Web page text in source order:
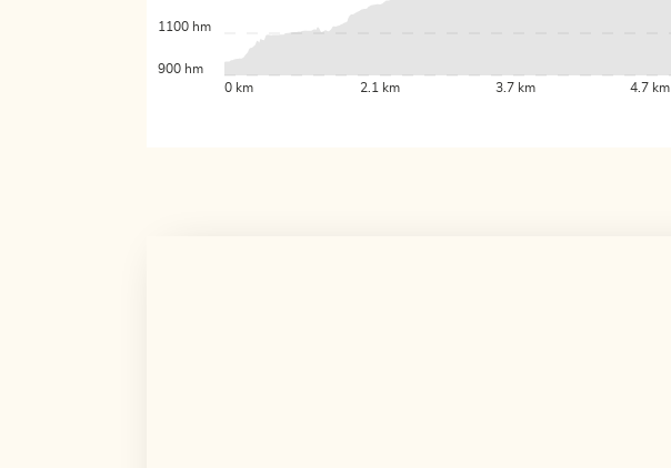
0 km 2.1 km 3.7 km 4.7 km
900 hm
1100 hm